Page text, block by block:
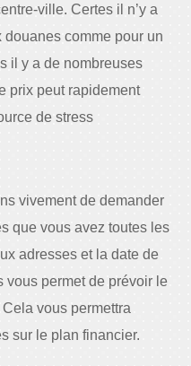
ville. Certes il n’y a
comme pour un
il y a de nombreuses
prix peut rapidement
de stress
vivement de demander
que vous avez toutes les
adresses et la date de
vous permet de prévoir le
vous permettra
sur le plan financier.